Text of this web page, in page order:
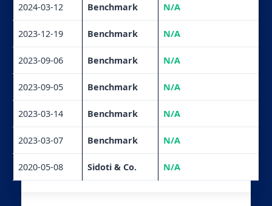
2024-03-12 Benchmark N/A
2023-12-19 Benchmark N/A
2023-09-06 Benchmark N/A
2023-09-05 Benchmark N/A
2023-03-14 Benchmark N/A
2023-03-07 Benchmark N/A
2020-05-08 Sidoti & Co. N/A